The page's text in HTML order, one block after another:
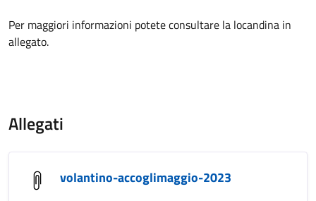
Per maggiori informazioni potete consultare la locandina in
allegato.
Allegati
volantino-accoglimaggio-2023